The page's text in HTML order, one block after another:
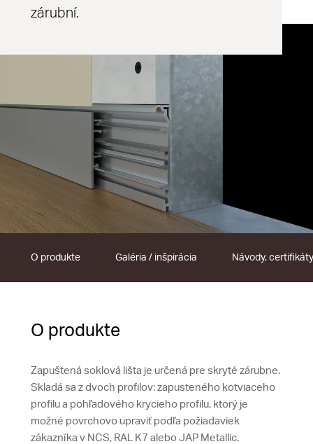
zárubní.
O produkte Galéria / inšpirácia Návody, certifikáty
O produkte
Zapuštená soklová lišta je určená pre skryté zárubne.
Skladá sa z dvoch profilov: zapusteného kotviaceho
profilu a pohľadového krycieho profilu, ktorý je
možné povrchovo upraviť podľa požiadaviek
zákazníka v NCS, RAL K7 alebo JAP Metallic.